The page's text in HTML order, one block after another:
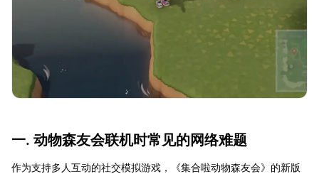
一. 动物森友会联机时常见的网络难题
作为支持多人互动的社交模拟游戏，《集合啦动物森友会》的新版